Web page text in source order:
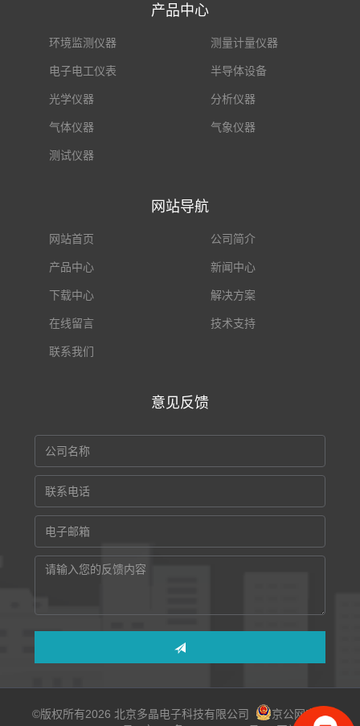
产品中心
环境监测仪器 测量计量仪器
电子电工仪表 半导体设备
光学仪器 分析仪器
气体仪器 气象仪器
测试仪器
网站导航
网站首页 公司简介
产品中心 新闻中心
下载中心 解决方案
在线留言 技术支持
联系我们
意见反馈
©版权所有2026 北京多晶电子科技有限公司
京公网安备